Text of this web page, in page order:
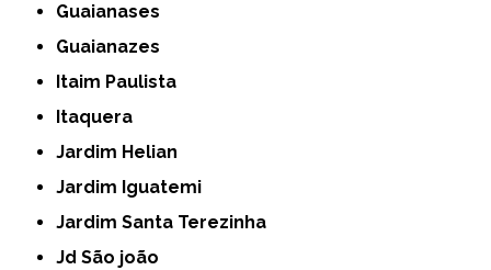
Guaianases
Guaianazes
Itaim Paulista
Itaquera
Jardim Helian
Jardim Iguatemi
Jardim Santa Terezinha
Jd São joão